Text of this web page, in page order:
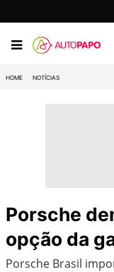
HOME NOTÍCIAS
Porsche
opção da
Porsche Brasil